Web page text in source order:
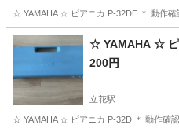
☆ YAMAHA ☆ ピアニカ P-32DE ＊ 動作
兵庫 尼崎市 管楽器
☆ YAMAHA ☆ ピ
200円
立花駅
☆ YAMAHA ☆ ピアニカ P-32D ＊ 動作確